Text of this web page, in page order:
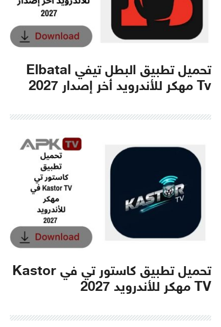
تحميل تطبيق البطل تيفي Elbatal
Tv مهكر للأندرويد أخر إصدار 2027
تحميل تطبيق كاستور تي في Kastor
TV مهكر للأندرويد 2027